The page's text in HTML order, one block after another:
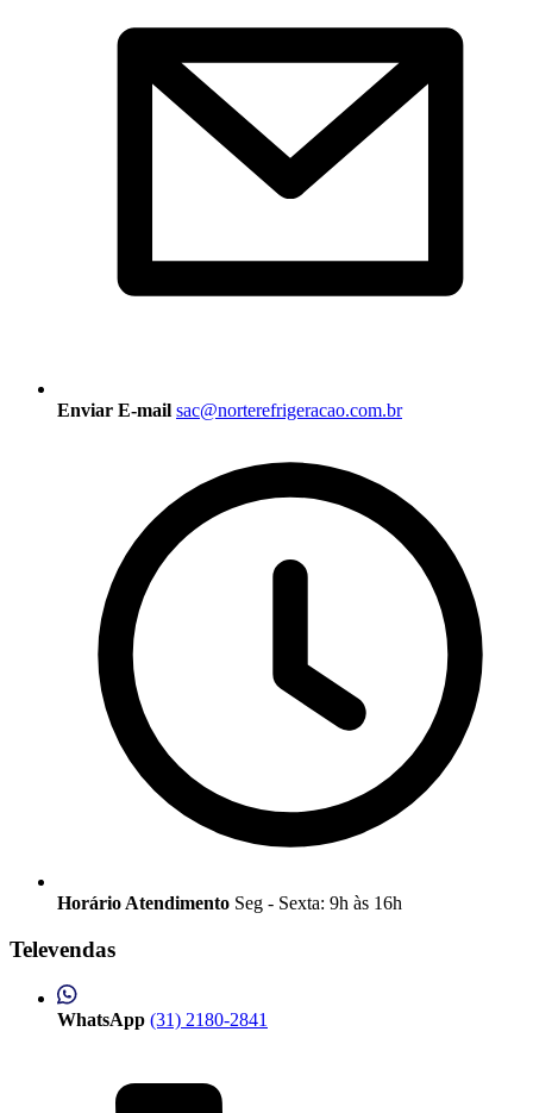
Enviar E-mail sac@norterefrigeracao.com.br
Horário Atendimento Seg - Sexta: 9h às 16h
Televendas
WhatsApp (31) 2180-2841